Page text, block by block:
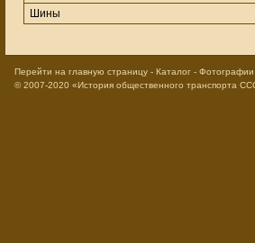
Шины
Перейти на главную страницу - Каталог - Фотографии
© 2007-2020 «История общественного транспорта